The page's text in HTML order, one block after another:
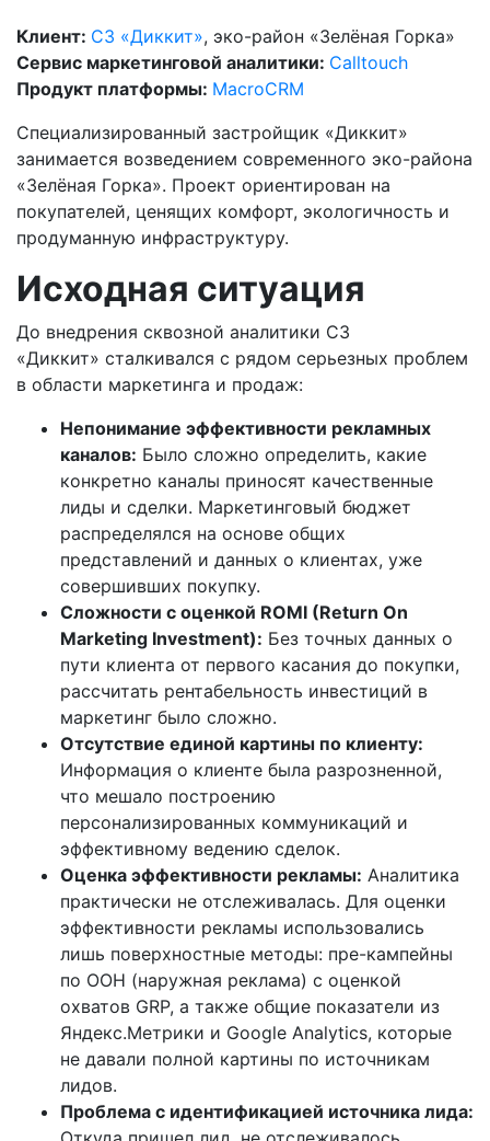
Клиент: СЗ «Диккит», эко-район «Зелёная Горка»
Сервис маркетинговой аналитики: Calltouch
Продукт платформы: MacroCRM
Специализированный застройщик «Диккит»
занимается возведением современного эко-района
«Зелёная Горка». Проект ориентирован на
покупателей, ценящих комфорт, экологичность и
продуманную инфраструктуру.
Исходная ситуация
До внедрения сквозной аналитики СЗ
«Диккит» сталкивался с рядом серьезных проблем
в области маркетинга и продаж:
Непонимание эффективности рекламных
каналов: Было сложно определить, какие
конкретно каналы приносят качественные
лиды и сделки. Маркетинговый бюджет
распределялся на основе общих
представлений и данных о клиентах, уже
совершивших покупку.
Сложности с оценкой ROMI (Return On
Marketing Investment): Без точных данных о
пути клиента от первого касания до покупки,
рассчитать рентабельность инвестиций в
маркетинг было сложно.
Отсутствие единой картины по клиенту:
Информация о клиенте была разрозненной,
что мешало построению
персонализированных коммуникаций и
эффективному ведению сделок.
Оценка эффективности рекламы: Аналитика
практически не отслеживалась. Для оценки
эффективности рекламы использовались
лишь поверхностные методы: пре-кампейны
по ООН (наружная реклама) с оценкой
охватов GRP, а также общие показатели из
Яндекс.Метрики и Google Analytics, которые
не давали полной картины по источникам
лидов.
Проблема с идентификацией источника лида: